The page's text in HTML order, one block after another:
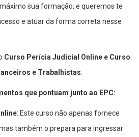
sua formação, e queremos te
e atuar da forma correta nesse
Curso Perícia Judicial Online e Curso
e Trabalhistas
que pontuam junto ao EPC:
: Este curso não apenas fornece
também o prepara para ingressar